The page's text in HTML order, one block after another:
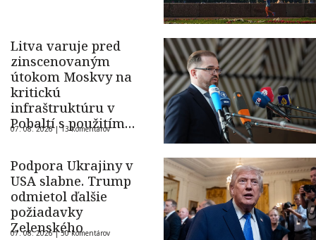
Litva varuje pred
zinscenovaným
útokom Moskvy na
kritickú
infraštruktúru v
Pobaltí s použitím
ukrajinského dronu
07. 08. 2026 |13 komentárov
Podpora Ukrajiny v
USA slabne. Trump
odmietol ďalšie
požiadavky
Zelenského
07. 08. 2026 |50 komentárov